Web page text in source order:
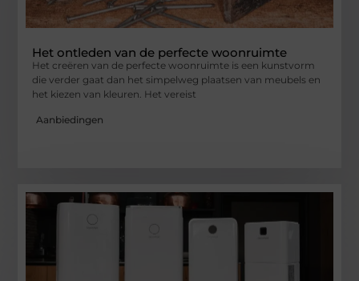
Het ontleden van de perfecte woonruimte
Het creëren van de perfecte woonruimte is een kunstvorm
die verder gaat dan het simpelweg plaatsen van meubels en
het kiezen van kleuren. Het vereist
Aanbiedingen